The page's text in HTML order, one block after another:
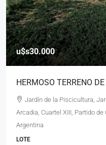
u$s30.000
HERMOSO TERRENO
Jardín de la Piscicultura,
Arcadia, Cuartel XIII, Partido
Argentina
LOTE